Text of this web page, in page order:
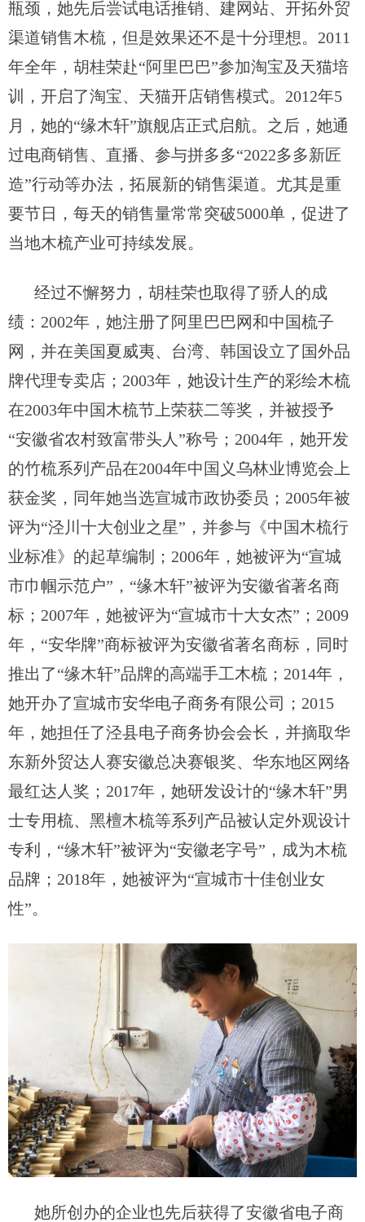
瓶颈，她先后尝试电话推销、建网站、开拓外贸
渠道销售木梳，但是效果还不是十分理想。 2011
年全年， 胡桂荣赴“阿里巴巴”参加淘宝及天猫培
训，开启了淘宝、 天猫开店销售模式。 2012年5
月， 她的“缘木轩”旗舰店正式启航。之后，她通
过电商销售、 直播、参与拼多多“2022多多新匠
造”行动等办法，拓展新的销售渠道。尤其是重
要节日，每天的销售量常常突破5000单， 促进了
当地木梳产业可持续发展。
经过不懈努力 ，胡桂荣也取得了骄人的成
绩： 2002年，她注册了阿里巴巴网和中国梳子
网，并在美国夏威夷、台湾、韩国设立了国外品
牌代理专卖店； 2003年 ，她设计生产的彩绘木梳
在2003年中国木梳节上荣获二等奖，并被授予
“安徽省农村致富带头人”称号 ； 2004年 ，她开发
的竹梳系列产品在2004年中国义乌林业博览会上
获金奖，同年她当选宣城市政协委员 ； 2005年被
评为“泾川十大创业之星”， 并参与《中国木梳行
业标准》 的起草编制 ； 2006年 ，她被评为“宣城
市巾帼示范户” ， “缘木轩”被评为安徽省著名商
标；2007年，她被评为“宣城市十大女杰”； 2009
年 ， “安华牌”商标被评为安徽省著名商标 ，同时
推出了“缘木轩”品牌的高端手工木梳 ； 2014年，
她开办了宣城市安华电子商务有限公司； 2015
年 ，她担任了泾县电子商务协会会长 ，并摘取华
东新外贸达人赛安徽总决赛银奖、 华东地区网络
最红达人奖 ； 2017年， 她研发设计的“缘木轩”男
士专用梳、黑檀木梳等系列产品被认定外观设计
专利
， “缘木轩”被评为“安徽老字号” ，成为木梳
品牌； 2018年， 她被评为“宣城市十佳创业女
性”。
她所创办的企业也先后获得了安徽省电子商